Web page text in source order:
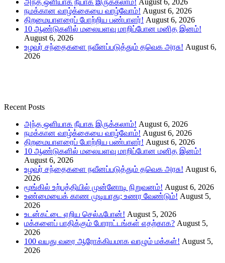
நமக்கான வாழ்க்கையை வாழ்வோம்! August 6, 2026
திறமையாளரைப் போற்றிய பண்பாளர்! August 6, 2026
10 ஆண்டுகளில் மலையளவு மாறிப்போன மனித இனம்!
August 6, 2026
உழவர் சந்தைகளை நவீனப்படுத்தும் தவெக அரசு! August 6,
2026
Recent Posts
அந்த ஒளியாக நீயாக இருக்கலாம்! August 6, 2026
நமக்கான வாழ்க்கையை வாழ்வோம்! August 6, 2026
திறமையாளரைப் போற்றிய பண்பாளர்! August 6, 2026
10 ஆண்டுகளில் மலையளவு மாறிப்போன மனித இனம்!
August 6, 2026
உழவர் சந்தைகளை நவீனப்படுத்தும் தவெக அரசு! August 6,
2026
மூங்கில் உற்பத்தியில் முன்னோடி நிறுவனம்! August 6, 2026
உண்மையைக் காண முடியாது; உணர வேண்டும்! August 5,
2026
உடன்கட்டை ஏறிய செல்ஃபோன்! August 5, 2026
மக்களைப் பாதிக்கும் போராட்டங்கள் எதற்காக? August 5,
2026
100 வயது வரை ஆரோக்கியமாக வாழும் மக்கள்! August 5,
2026